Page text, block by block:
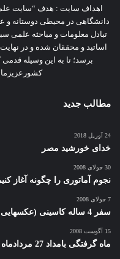
اهداف سایت : هدف “سایت
دانشگاهی در محیطی دوستانه و
تبادل معلومات و مباحثه علمی
اساتید و محققان شده و در
برسد؛ تا به این وسیله
مطالب جدید
24 آوریل 2018
خدای خورشید مصر
30 جولای 2008
نجوم آماتوری را چگونه آغاز
7 جولای 2008
سفر 4 ساله کاسینی (عکسهایی فوق العاده از زحل)
15 آگوست 2008
ماه گرفتگی بامداد 27 مردادماه 1387